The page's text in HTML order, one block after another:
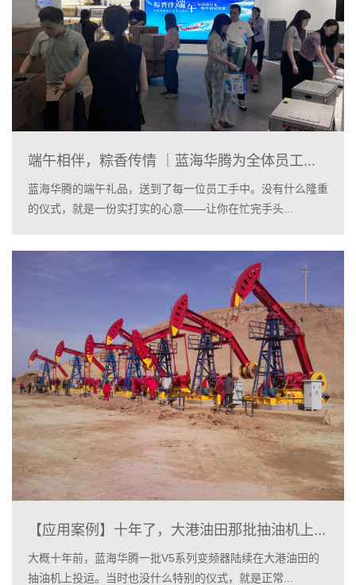
端午相伴，粽香传情 ｜蓝海华腾为全体员工...
蓝海华腾的端午礼品，送到了每一位员工手中。没有什么隆重
的仪式，就是一份实打实的心意——让你在忙完手头...
【应用案例】十年了，大港油田那批抽油机上...
大概十年前，蓝海华腾一批V5系列变频器陆续在大港油田的
抽油机上投运。当时也没什么特别的仪式，就是正常...